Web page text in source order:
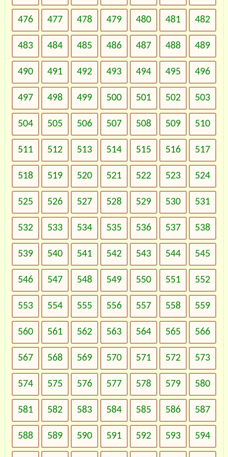
476 477 478 479 480 481 482
483 484 485 486 487 488 489
490 491 492 493 494 495 496
497 498 499 500 501 502 503
504 505 506 507 508 509 510
511 512 513 514 515 516 517
518 519 520 521 522 523 524
525 526 527 528 529 530 531
532 533 534 535 536 537 538
539 540 541 542 543 544 545
546 547 548 549 550 551 552
553 554 555 556 557 558 559
560 561 562 563 564 565 566
567 568 569 570 571 572 573
574 575 576 577 578 579 580
581 582 583 584 585 586 587
588 589 590 591 592 593 594